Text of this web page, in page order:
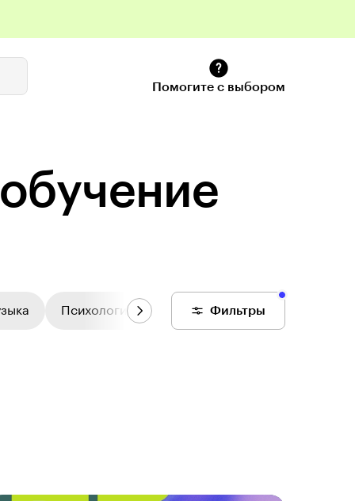
Помогите с выбором
Фильтры
Психология Цифровой колледж